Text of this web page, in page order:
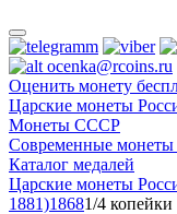
ocenka@rcoins.ru
Оценить монету
Царские монеты
Монеты СССР
Современные монеты
Каталог медалей
Царские монеты
1881)18681/4 копейки